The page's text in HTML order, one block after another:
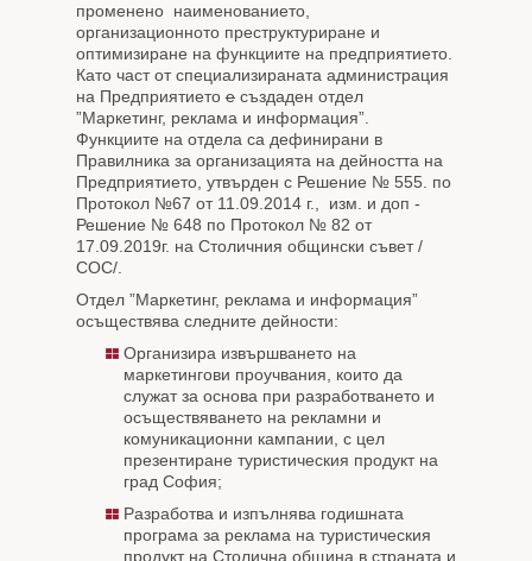
променено наименованието,
организационното преструктуриране и
оптимизиране на функциите на предприятието.
Като част от специализираната администрация
на Предприятието е създаден отдел
”Маркетинг, реклама и информация”.
Функциите на отдела са дефинирани в
Правилника за организацията на дейността на
Предприятието, утвърден с Решение № 555. по
Протокол №67 от 11.09.2014 г., изм. и доп -
Решение № 648 по Протокол № 82 от
17.09.2019г. на Столичния общински съвет /
СОС/.
Отдел ”Маркетинг, реклама и информация”
осъществява следните дейности:
Организира извършването на
маркетингови проучвания, които да
служат за основа при разработването и
осъществяването на рекламни и
комуникационни кампании, с цел
презентиране туристическия продукт на
град София;
Разработва и изпълнява годишната
програма за реклама на туристическия
продукт на Столична община в страната и